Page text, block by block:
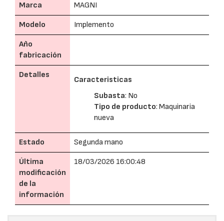
Marca MAGNI
Modelo Implemento
Año
fabricación
Detalles
Caracteristicas
Subasta: No
Tipo de producto: Maquinaria
nueva
Estado Segunda mano
Última
modificación
de la
información
18/03/2026 16:00:48